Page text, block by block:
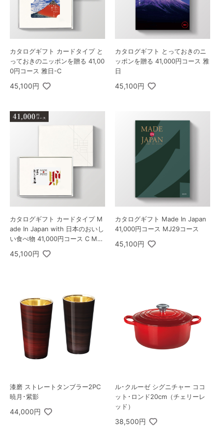
カタログギフト カードタイプ と
っておきのニッポンを贈る 41,00
0円コース 雅日-C
45,100円
カタログギフト とっておきのニ
ッポンを贈る 41,000円コース 雅
日
45,100円
カタログギフト カードタイプ M
ade In Japan with 日本のおいし
い食べ物 41,000円コース C MJ2
9+唐金コース
45,100円
カタログギフト Made In Japan
41,000円コース MJ29コース
45,100円
漆磨 ストレートタンブラー2PC
暁月･紫影
44,000円
ル･クルーゼ シグニチャー ココ
ット･ロンド20cm（チェリーレ
ッド）
38,500円